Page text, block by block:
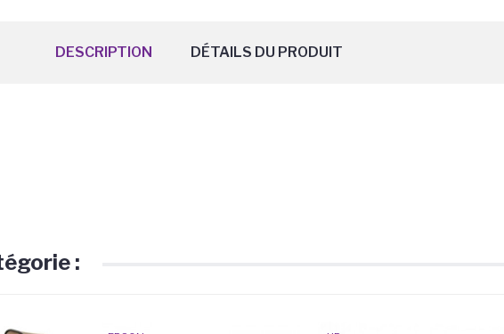
DESCRIPTION DÉTAILS DU PRODUIT
: